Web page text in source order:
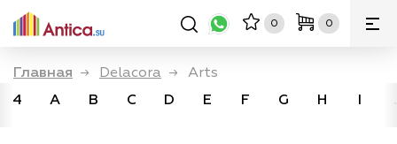
0 0
Главная → Delacora → Arts
4
A B C D E F G H I